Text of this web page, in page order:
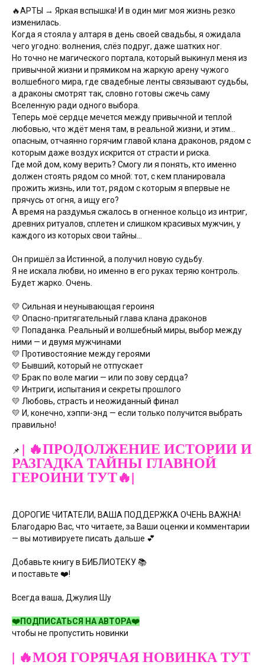
🔥АРТЫ → Яркая вспышка! И в один миг моя жизнь резко
изменилась.
Когда я стояла у алтаря в день своей свадьбы, я ожидала
чего угодно: волнения, слёз подруг, даже шатких ног.
Но точно не магического портала, который выкинул меня из
привычной жизни и прямиком на жаркую арену чужого
волшебного мира, где свадебные ленты связывают судьбы,
а драконы смотрят так, словно готовы сжечь саму
Вселенную ради одного выбора.
Теперь моё сердце мечется между привычной и теплой
любовью, что ждёт меня там, в реальной жизни, и этим…
опасным, отчаянно горячим главой клана драконов, рядом с
которым даже воздух искрится от страсти и риска.
Где мой дом, кому верить? Смогу ли я понять, кто именно
должен стоять рядом со мной: тот, с кем планировала
прожить жизнь, или тот, рядом с которым я впервые не
прячусь от огня, а ищу его?
А время на раздумья сжалось в огненное кольцо из интриг,
древних ритуалов, сплетен и слишком красивых мужчин, у
каждого из которых свои тайны…
Он пришёл за Истинной, а получил новую судьбу.
Я не искала любви, но именно в его руках теряю контроль.
Будет жарко. Очень.
💛 Сильная и неунывающая героиня
💛 Опасно-притягательный глава клана драконов
💛 Попаданка. Реальный и волшебный миры, выбор между
ними — и двумя мужчинами
💛 Противостояние между героями
💛 Бывший, который не отпускает
💛 Брак по воле магии — или по зову сердца?
💛 Интриги, испытания и секреты прошлого
💛 Любовь, страсть и неожиданный финал
💛 И, конечно, хэппи-энд — если только получится выбрать
правильно!
📌 | 🔥ПРОДОЛЖЕНИЕ ИСТОРИИ И
РАЗГАДКА ТАЙНЫ ГЛАВНОЙ
ГЕРОИНИ ТУТ🔥|
ДОРОГИЕ ЧИТАТЕЛИ, ВАША ПОДДЕРЖКА ОЧЕНЬ ВАЖНА!
Благодарю Вас, что читаете, за Ваши оценки и комментарии
— вы мотивируете писать дальше 💕
Добавьте книгу в БИБЛИОТЕКУ 📚
и поставьте ❤️!
Всегда ваша, Джулия Шу
❤️ПОДПИСАТЬСЯ НА АВТОРА❤️
чтобы не пропустить новинки
| 🔥МОЯ ГОРЯЧАЯ НОВИНКА ТУТ